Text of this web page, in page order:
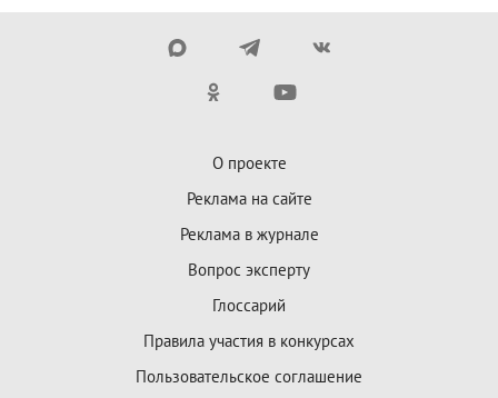
О проекте
Реклама на сайте
Реклама в журнале
Вопрос эксперту
Глоссарий
Правила участия в конкурсах
Пользовательское соглашение